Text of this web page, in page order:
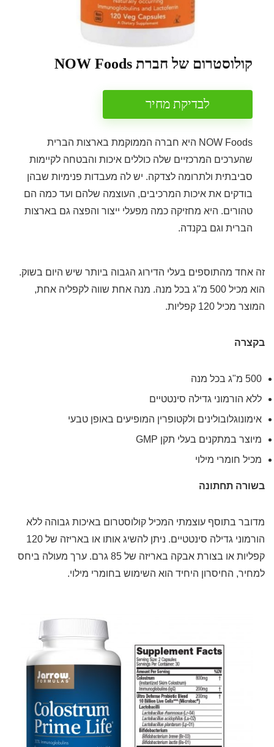
קולוסטרום של חברת NOW Foods
לבדיקת מחיר
NOW Foods היא חברה הממוקמת בארצות הברית
שהערכים המרכזיים שלה כוללים איכות והבטחה לקיימות
סביבתית ולתרומה לצדקה. יש לה מעבדות פנימיות שבהן
בודקים את איכות המרכיבים, העוצמה שלהם ועד כמה הם
טהורים. היא מחזיקה כמה מפעלי ייצור והפצה גם בארצות
הברית וגם בקנדה.
זה אחד מהתוספים בעלי הדירוג הגבוה ביותר שיש היום בשוק.
הוא מכיל 500 מ"ג בכל מנה. מנה אחת שווה לקפליה אחת,
המוצר מכיל 120 קפליות.
בקצרה
500 מ"ג בכל מנה
ללא הורמוני גדילה סינטטיים
אימונוגלובולינים ולקטופרין המופיעים באופן טבעי
מיוצר במתקנים בעלי תקן GMP
מכיל חומרי מילוי
בשורה תחתונה
מדובר בתוסף עוצמתי המכיל קולוסטרום באיכות גבוהה ללא
הורמוני גדילה סינטטיים. ניתן להשיג אותו או באריזה של 120
קפליות או בצורת אבקה באריזה של 85 גרם. ערך מעולה ביחס
למחיר, החיסרון היחיד הוא השימוש בחומרי מילוי.